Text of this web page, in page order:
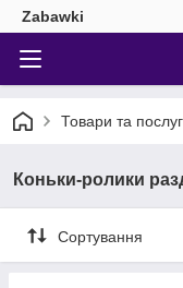
Zabawki
Товари та
Коньки-ролики
Сортування